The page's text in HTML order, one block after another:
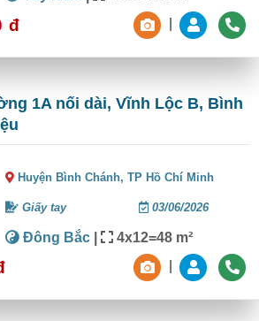
đ
1A nối dài, Vĩnh Lộc B, Bình
Huyện Bình Chánh,TP Hồ Chí Minh
Giấy tay 03/06/2026
Đông Bắc | 4x12=48 m²